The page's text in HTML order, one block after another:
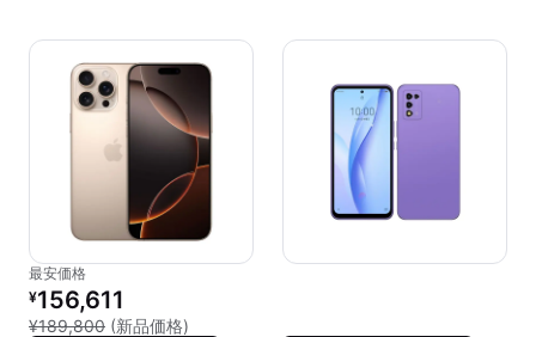
最安価格
リファービッシュ品の価格：
¥156,611
¥189,800 (新品価格)